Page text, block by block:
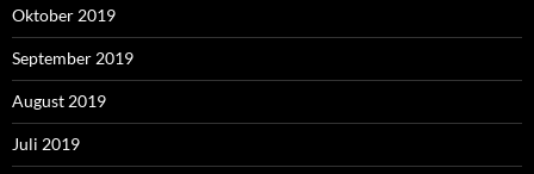
Oktober 2019
September 2019
August 2019
Juli 2019